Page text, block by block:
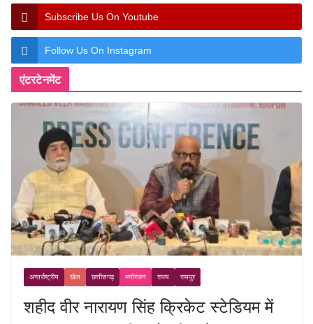
Subscribe Us On Youtube
Follow Us On Instagram
एंटरटेनमेंट
अन्तर्राष्ट्रीय खेल छत्तीसगढ़ मनोरंजन राज्य रायपुर
शहीद वीर नारायण सिंह क्रिकेट स्टेडियम में